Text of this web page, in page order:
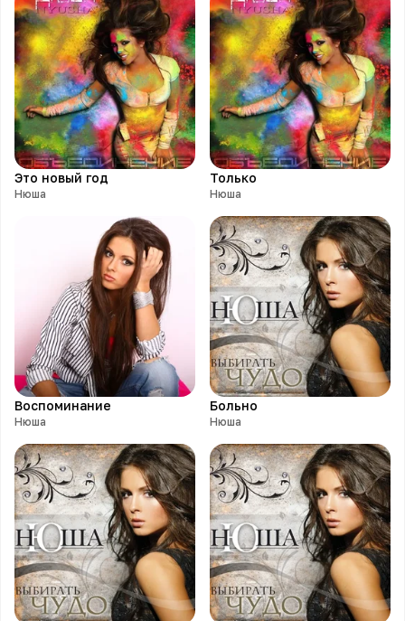
Это новый год
Нюша
Только
Нюша
Воспоминание
Нюша
Больно
Нюша